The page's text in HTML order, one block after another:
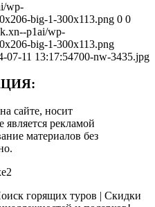
wp-
big-1-300x113.png 0 0
p1ai/wp-
big-1-300x113.png
07-11 13:17:54700-nw-3435.jpg
сайте, носит
рекламой
материалов без
горящих туров | Скидки